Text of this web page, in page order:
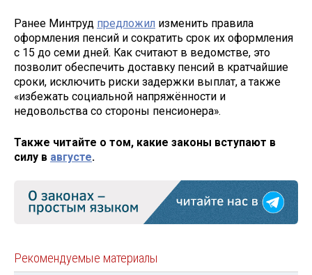
Ранее Минтруд предложил изменить правила
оформления пенсий и сократить срок их оформления
с 15 до семи дней. Как считают в ведомстве, это
позволит обеспечить доставку пенсий в кратчайшие
сроки, исключить риски задержки выплат, а также
«избежать социальной напряжённости и
недовольства со стороны пенсионера».
Также читайте о том, какие законы вступают в
силу в августе.
Рекомендуемые материалы